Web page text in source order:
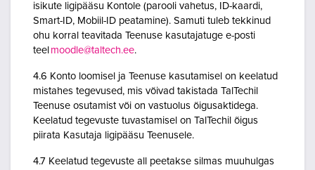
isikute ligipääsu Kontole (parooli vahetus, ID-kaardi,
Smart-ID, Mobiil-ID peatamine). Samuti tuleb tekkinud
ohu korral teavitada Teenuse kasutajatuge e-posti
teel moodle@taltech.ee.
4.6 Konto loomisel ja Teenuse kasutamisel on keelatud
mistahes tegevused, mis võivad takistada TalTechil
Teenuse osutamist või on vastuolus õigusaktidega.
Keelatud tegevuste tuvastamisel on TalTechil õigus
piirata Kasutaja ligipääsu Teenusele.
4.7 Keelatud tegevuste all peetakse silmas muuhulgas